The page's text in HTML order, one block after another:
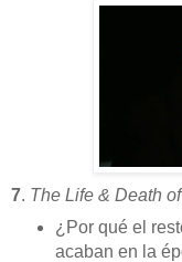
7. The Life & Death
¿Por qué el
acaban en la